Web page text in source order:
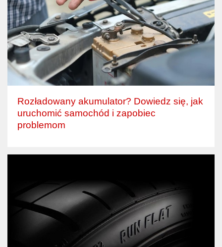
Rozładowany akumulator? Dowiedz się, jak
uruchomić samochód i zapobiec
problemom